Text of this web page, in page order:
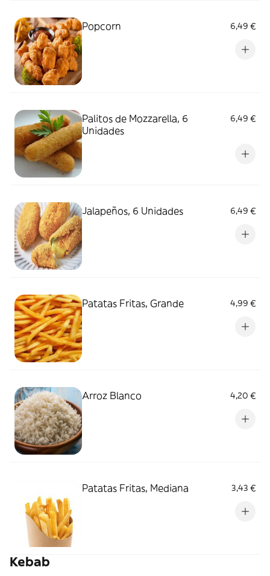
Popcorn 6,49 €
Palitos de Mozzarella, 6
Unidades
6,49 €
Jalapeños, 6 Unidades 6,49 €
Patatas Fritas, Grande 4,99 €
Arroz Blanco 4,20 €
Patatas Fritas, Mediana 3,43 €
Kebab